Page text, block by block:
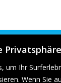
Privatsphäre
um Ihr
Wenn Sie